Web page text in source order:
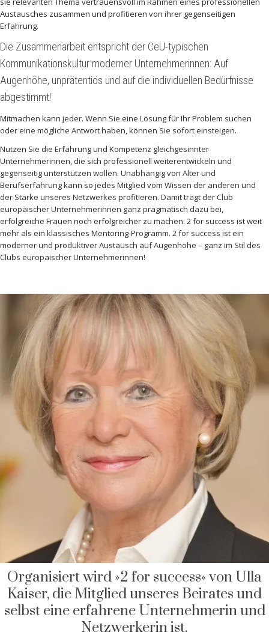
Austausches zusammen und profitieren von ihrer gegenseitigen
Erfahrung.
Die Zusammenarbeit entspricht der CeU-typischen
Kommunikationskultur moderner Unternehmerinnen: Auf
Augenhöhe, unprätentiös und auf die individuellen Bedürfnisse
abgestimmt!
Mitmachen kann jeder. Wenn Sie eine Lösung für Ihr Problem suchen
oder eine mögliche Antwort haben, können Sie sofort einsteigen.
Nutzen Sie die Erfahrung und Kompetenz gleichgesinnter
Unternehmerinnen, die sich professionell weiterentwickeln und
gegenseitig unterstützen wollen. Unabhängig von Alter und
Berufserfahrung kann so jedes Mitglied vom Wissen der anderen und
der Stärke unseres Netzwerkes profitieren. Damit trägt der Club
europäischer Unternehmerinnen ganz pragmatisch dazu bei,
erfolgreiche Frauen noch erfolgreicher zu machen. 2 for success ist weit
mehr als ein klassisches Mentoring-Programm. 2 for success ist ein
moderner und produktiver Austausch auf Augenhöhe – ganz im Stil des
Clubs europäischer Unternehmerinnen!
Organisiert wird »2 for success« von Ulla
Kaiser, die Mitglied unseres Beirates und
selbst eine erfahrene Unternehmerin und
Netzwerkerin ist.